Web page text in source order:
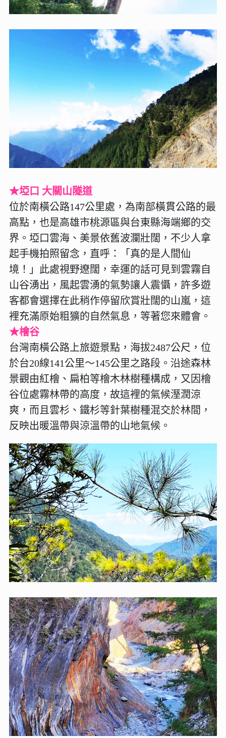
★埡口 大關山隧道
位於南橫公路147公里處，為南部橫貫公路的最
高點，也是高雄市桃源區與台東縣海端鄉的交
界。埡口雲海、美景依舊波瀾壯闊，不少人拿
起手機拍照留念，直呼：「真的是人間仙
境！」此處視野遼闊，幸運的話可見到雲霧自
山谷湧出，風起雲湧的氣勢讓人震懾，許多遊
客都會選擇在此稍作停留欣賞壯闊的山嵐，這
裡充滿原始粗獷的自然氣息，等著您來體會。
★檜谷
台灣南橫公路上旅遊景點，海拔2487公尺，位
於台20線141公里～145公里之路段。沿途森林
景觀由紅檜、扁柏等檜木林樹種構成，又因檜
谷位處霧林帶的高度，故這裡的氣候溼潤涼
爽，而且雲杉、鐵杉等針葉樹種混交於林間，
反映出暖溫帶與涼溫帶的山地氣候。